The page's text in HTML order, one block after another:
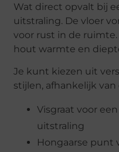
Wat direct opvalt bij
uitstraling. De vloer
voor rust in de
hout warmte en
Je kunt kiezen uit
stijlen, afhankelijk
Visgraat voor
uitstraling
Hongaarse punt